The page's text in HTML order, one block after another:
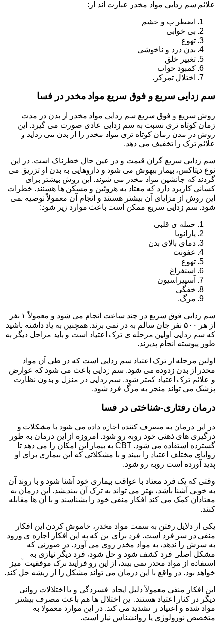
علائم سم زدایی مواد مخدر عبارت اند از:
اضطراب و خشم
بی خوابی
تهوع
بدن درد و ناخوشی
تغییر خلق
کمبود خواب
اختلال تمرکز.
سم زدایی سریع و فوق سریع مواد مخدر در فسا
روش سریع و فوق سریع سم زدایی مواد مخدر از بدن در مدت
زمان کوتاه تری نسبت به سم زدایی عادی صورت می گیرد. این
روش در مدن زمان کوتاه تری مواد مخدر را از بدن می زداید و
علائم ترک را تخفیف می دهد.
سم زدایی سریع گران قیمت و در عین حال خطرناک است. در این
نوع دیتاکس، بیمار بیهوش می شود و داروهایی به بدن او تزریق می
گردند که جانشین مواد مخدر می شوند. این روش بیشتر برای
کسانی کاربرد دارد که معتاد به هروئین و مسکن ها هستند. خطرات
این روش از مزایای آن بیشتر هستند و انجام آن معمولاً توصیه نمی
شود. سم زدایی سریع ممکن است باعث موارد زیر شود:
حمله ی قلبی
پارانویا
دمای بالای بدن
عفونت
تهوع
استفراغ
آسپیراسیون
خفگی
مرگ.
سم زدایی فوق سریع در چند ساعت انجام می شود و معمولاً ۱ نفر
از هر ۵۰۰ نفر جان سالم به در نمی برند. همچنین به یاد داشته باشید
که سم زدایی اولین مرحله ی ترک اعتیاد است و باید مراحل دیگر به
طور پیوسته انجام پذیرند.
اولین مرحله از ترک اعتیاد سم زدایی است که در طی آن مواد
مخدر از بدن زدوده می شود. سم زدایی باعث می شود که عوارض
و علائم ترک اعتیاد کمتر شود. سم زدایی در منزل و بدون نظارت
پزشک می تواند منجر به مرگ فرد شود.
درمان رفتاری-شناختی در فسا
در این درمان به مصرف کننده اجازه داده می شود با مشکلات و
درگیری های ذهنی خود روبه رو شود. امروزه از این درمان به طور
گسترده استفاده می شود. CBT به بیمار این امکان را می دهد تا
زوایای مختلف اعتیاد را ببیند و با مشکلاتی که این بیماری برای او
پدید آورده است روبه رو شود.
وقتی که یک فرد معتاد با عواقب بیماری خود آشنا شود و با روند آن
به خوبی آشنا باشد، بهتر می تواند به ترک آن بیندیشد. این درمان به
معتادان کمک می کند افکار منفی خود را بشناسند و با آن ها مقابله
کنند.
یکی از دلایل رفتن به سمت مواد مخدر، خاموش کردن این افکار
منفی در سر فرد است. فرد برای این که به این افکار اجازه ی ورود
به سرش را ندهد، به مواد مخدر روی می آورد. در صورتی که
مشکل اصلی فرد کشف شود و حل شود، فرد دیگر نیازی به
استفاده از مواد مخدر نمی بیند، از این رو فرایند ترک موفقیت آمیز
خواهد بود. در واقع با این درمان می تواند مشکل را از ریشه حل کند.
این افکار منفی معمولاً دلیل ایجاد افسردگی و یا اختلالات روانی
دیگر در کنار اعتیاد هستند. این اختلال ها هم باعث مصرف بیشتر
مواد شده و اعتیاد را تشدید می کند. در این موارد معمولا به
متخصص نورولوژی یا روانشناس نیاز است.